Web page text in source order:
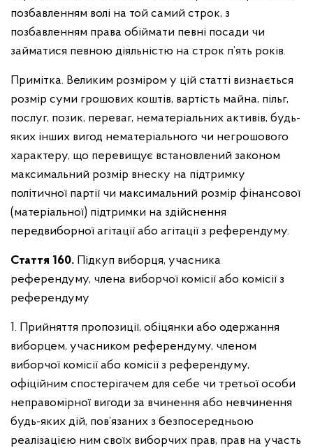
позбавленням волі на той самий строк, з
позбавленням права обіймати певні посади чи
займатися певною діяльністю на строк п’ять років.
Примітка. Великим розміром у цій статті визнається
розмір суми грошових коштів, вартість майна, пільг,
послуг, позик, переваг, нематеріальних активів, будь-
яких інших вигод нематеріального чи негрошового
характеру, що перевищує встановлений законом
максимальний розмір внеску на підтримку
політичної партії чи максимальний розмір фінансової
(матеріальної) підтримки на здійснення
передвиборної агітації або агітації з референдуму.
Стаття 160. Підкуп виборця, учасника
референдуму, члена виборчої комісії або комісії з
референдуму
1. Прийняття пропозиції, обіцянки або одержання
виборцем, учасником референдуму, членом
виборчої комісії або комісії з референдуму,
офіційним спостерігачем для себе чи третьої особи
неправомірної вигоди за вчинення або невчинення
будь-яких дій, пов’язаних з безпосередньою
реалізацією ним своїх виборчих прав, прав на участь